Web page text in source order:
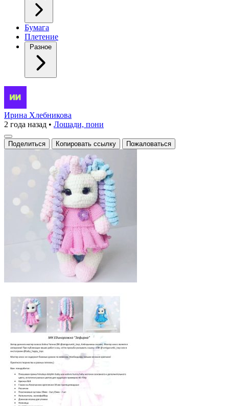
Бумага
Плетение
Разное
Какой
чудесный
единорог!
Ирина Хлебникова
2 года назад • Лошади, пони
Поделиться Копировать ссылку Пожаловаться